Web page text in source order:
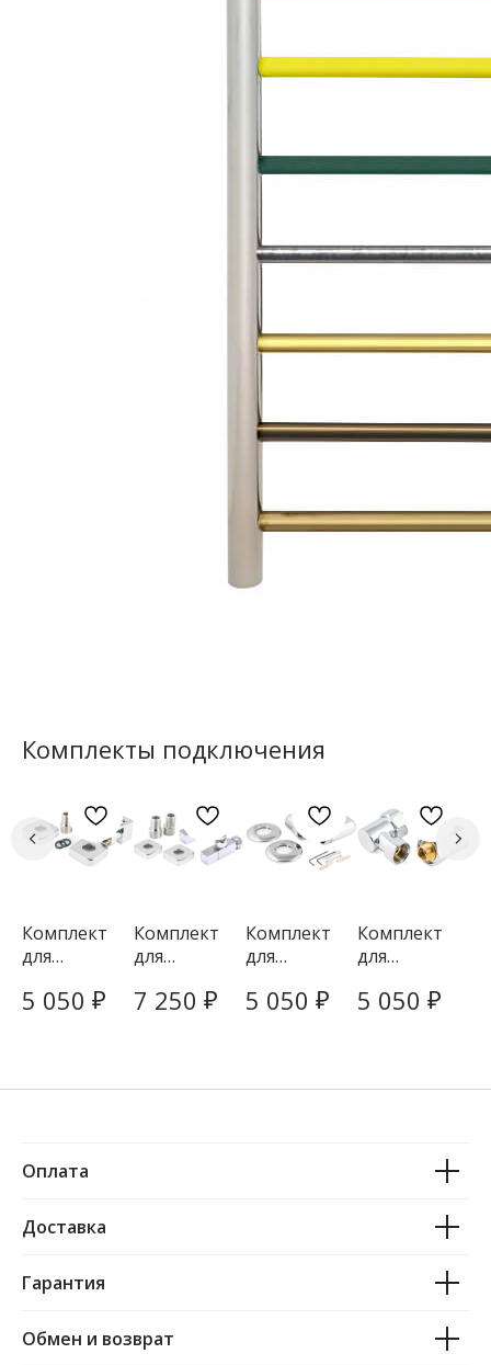
Комплекты подключения
Комплект
для
я
5 050 ₽
Комплект
для
я с вентилем
7 250 ₽
Комплект
для
я (круглый)
5 050 ₽
Комплект
для
я (круглый)
5 050 ₽
Оплата
Доставка
Гарантия
Обмен и возврат